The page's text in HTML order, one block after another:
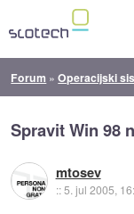
Forum »Operacijski
Spravit Win 98
mtosev
::5. jul 2005,